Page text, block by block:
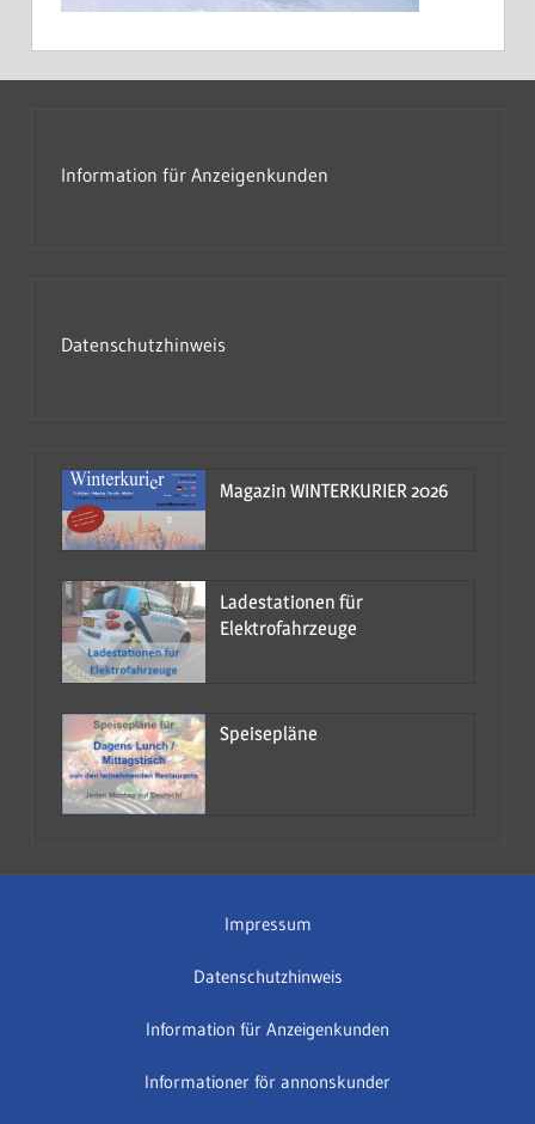
Information für Anzeigenkunden
Datenschutzhinweis
Magazin WINTERKURIER 2026
Ladestationen für
Elektrofahrzeuge
Speisepläne
Impressum
Datenschutzhinweis
Information für Anzeigenkunden
Informationer för annonskunder